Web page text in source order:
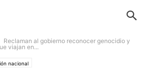
Reclaman al gobierno reconocer genocidio y
viajan en...
nacional